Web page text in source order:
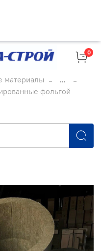
0
материалы
...
фольгой